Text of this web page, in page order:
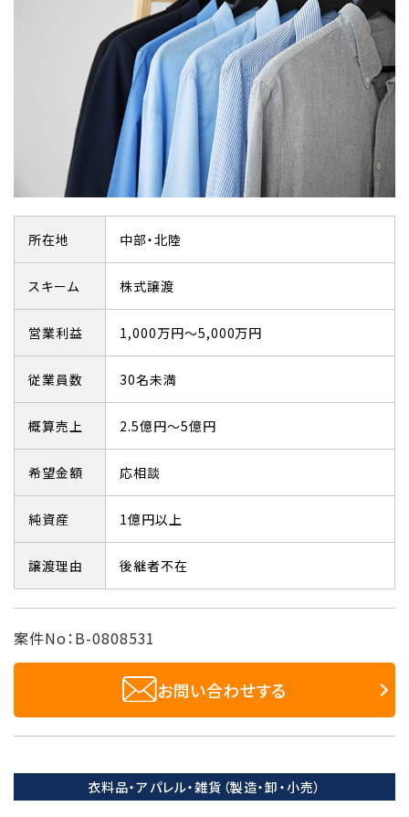
所在地 中部・北陸
スキーム 株式譲渡
営業利益 1,000万円～5,000万円
従業員数 30名未満
概算売上 2.5億円～5億円
希望金額 応相談
純資産 1億円以上
譲渡理由 後継者不在
案件No：B-0808531
お問い合わせする
衣料品・アパレル・雑貨（製造・卸・小売）